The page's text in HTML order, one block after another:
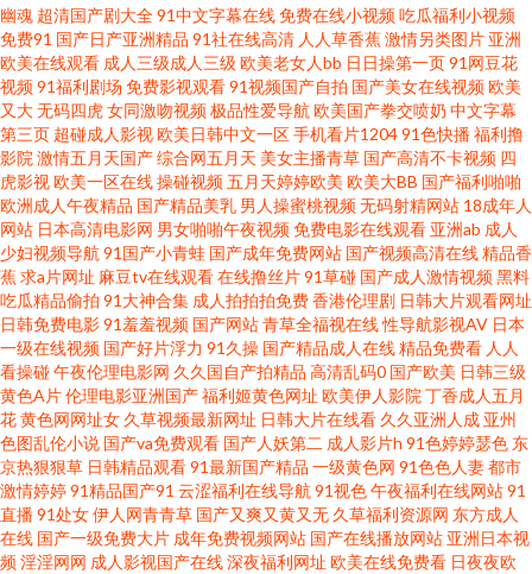
人网 香蕉视频禁18 91福利射视频 91制作视频在线 AV日韩另类TS 超碰91大
片 后入黑丝 午夜色片网 91内设网站 菠萝av在线 成人超踫 福利午夜探花 久久
综合久久 人人婷婷五月天 午夜福利91av 91软件网战试看 超碰碰碰性爱 海角
绿帽社区 美女禁网站免费 日本久久爱 天堂网最新网址 在线视频视频一区 91
色男人 99热国产 超碰人人爱人人做 福利A片 含羞草影视传媒 美女干逼 人妖
操伪娘 少妇性福网 午夜啪啪啪 91传媒免费看 97超碰免费在线 超碰人人香蕉
国产极品视频久久 九一传媒影视传媒 欧美性交网 三级片直播网站 性爱网欧
美日日色 91国在线观看 av18导航站 超碰碰av 国产精品韩日 精品在线网站 麻
豆综合 青娱乐91伦理 四虎影院人妻 亚洲内射黄网站 91海角社区午夜 AV网站
幽魂 超清国产剧大全91中文字幕在线免费在线小视频吃瓜福利小视频
免费91 国产日产亚洲精品 91社在线高清 人人草香蕉激情另类图片 亚洲
欧美在线观看 成人三级成人三级 欧美老女人bb 日日操第一页91网豆花
视频91福利剧场 免费影视观看91视频国产自拍 国产美女在线视频欧美
又大无码四虎女同激吻视频极品性爱导航 欧美国产拳交喷奶 中文字幕
第三页 超碰成人影视欧美日韩中文一区手机看片120491色快播福利撸
影院 激情五月天国产综合网五月天 美女主播青草 国产高清不卡视频 四
虎影视欧美一区在线操碰视频五月天婷婷欧美 欧美大BB 国产福利啪啪
欧洲成人午夜精品 国产精品美乳 男人操蜜桃视频无码射精网站 18成年人
网站 日本高清电影网 男女啪啪午夜视频免费电影在线观看 亚洲ab 成人
少妇视频导航 91国产小青蛙 国产成年免费网站 国产视频高清在线精品香
蕉求a片网址 麻豆tv在线观看在线撸丝片91草碰 国产成人激情视频黑料
吃瓜精品偷拍 91大神合集 成人拍拍拍免费香港伦理剧 日韩大片观看网址
日韩免费电影91羞羞视频 国产网站青草全福视在线性导航影视AV 日本
一级在线视频 国产好片浮力 91久操 国产精品成人在线精品免费看 人人
看操碰午夜伦理电影网 久久国自产拍精品 高清乱码0 国产欧美 日韩三级
黄色A片伦理电影亚洲国产福利姬黄色网址 欧美伊人影院 丁香成人五月
花黄色网网址女 久草视频最新网址 日韩大片在线看 久久亚洲人成 亚州
色图乱伦小说 国产va免费观看 国产人妖第二 成人影片h 91色婷婷瑟色 东
京热狠狠草 日韩精品观看91最新国产精品 一级黄色网 91色色人妻都市
激情婷婷91精品国产91 云涩福利在线导航 91视色午夜福利在线网站91
直播91处女伊人网青青草 国产又爽又黄又无 久草福利资源网 东方成人
在线 国产一级免费大片 成年免费视频网站 国产在线播放网站 亚洲日本视
频淫淫网网 成人影视国产在线深夜福利网址 欧美在线免费看 日夜夜欧